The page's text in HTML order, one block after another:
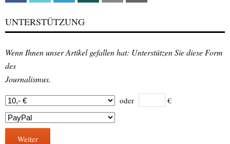
UNTERSTÜTZUNG
Wenn Ihnen unser Artikel gefallen hat: Unterstützen Sie diese Form
des
Journalismus.
oder €
Weiter